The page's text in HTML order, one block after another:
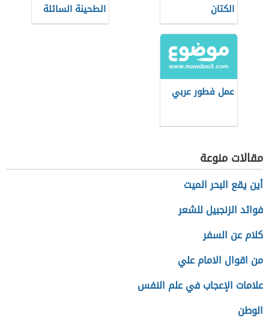
الكتان
الطحينة السائلة
للفلافل
عمل فطور عربي
مقالات منوعة
أين يقع البحر الميت
فوائد الزنجبيل للشعر
كلام عن السفر
من اقوال الامام علي
علامات الإعجاب في علم النفس
الوطن